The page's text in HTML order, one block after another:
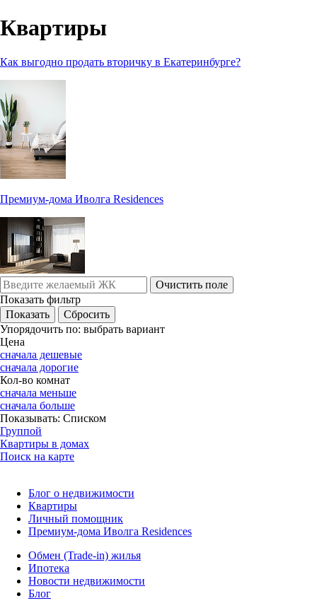
Квартиры
Как выгодно продать вторичку в Екатеринбурге?
Премиум-дома Иволга Residences
Очистить поле
Показать фильтр
Упорядочить по: выбрать вариант
Цена
сначала дешевые
сначала дорогие
Кол-во комнат
сначала меньше
сначала больше
Показывать: Списком
Группой
Квартиры в домах
Поиск на карте
Блог о недвижимости
Квартиры
Личный помощник
Премиум-дома Иволга Residences
Обмен (Trade-in) жилья
Ипотека
Новости недвижимости
Блог